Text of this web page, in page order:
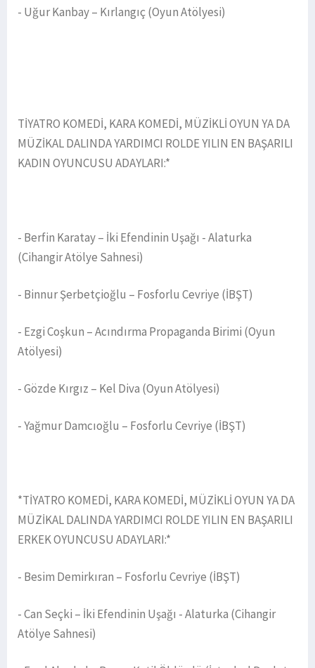
- Uğur Kanbay – Kırlangıç (Oyun Atölyesi)
TİYATRO KOMEDİ, KARA KOMEDİ, MÜZİKLİ OYUN YA DA
MÜZİKAL DALINDA YARDIMCI ROLDE YILIN EN BAŞARILI
KADIN OYUNCUSU ADAYLARI:*
- Berfin Karatay – İki Efendinin Uşağı - Alaturka
(Cihangir Atölye Sahnesi)
- Binnur Şerbetçioğlu – Fosforlu Cevriye (İBŞT)
- Ezgi Coşkun – Acındırma Propaganda Birimi (Oyun
Atölyesi)
- Gözde Kırgız – Kel Diva (Oyun Atölyesi)
- Yağmur Damcıoğlu – Fosforlu Cevriye (İBŞT)
*TİYATRO KOMEDİ, KARA KOMEDİ, MÜZİKLİ OYUN YA DA
MÜZİKAL DALINDA YARDIMCI ROLDE YILIN EN BAŞARILI
ERKEK OYUNCUSU ADAYLARI:*
- Besim Demirkıran – Fosforlu Cevriye (İBŞT)
- Can Seçki – İki Efendinin Uşağı - Alaturka (Cihangir
Atölye Sahnesi)